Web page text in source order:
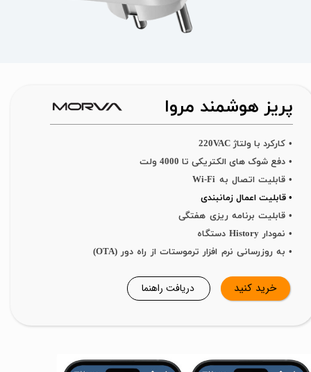
پریز هوشمند مروا
خرید کنید دریافت راهنما
​• کارکرد با ولتاژ 220VAC
• دفع شوک های الکتریکی تا 4000 ولت
• قابلیت اتصال به Wi-Fi
• قابلیت اعمال زمانبندی
• قابلیت برنامه ریزی هفتگی
• نمودار History دستگاه
• به روزرسانی نرم افزار ترموستات از راه دور (OTA)